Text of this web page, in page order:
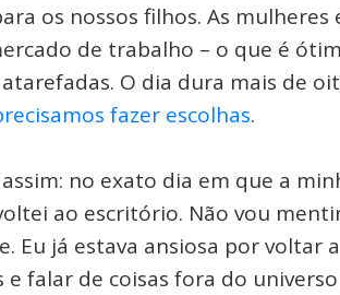
os nossos filhos. As
de trabalho – o que é
O dia dura mais de
fazer escolhas.
no exato dia em que a
ao escritório. Não vou
Eu já estava ansiosa por voltar
e falar de coisas fora do